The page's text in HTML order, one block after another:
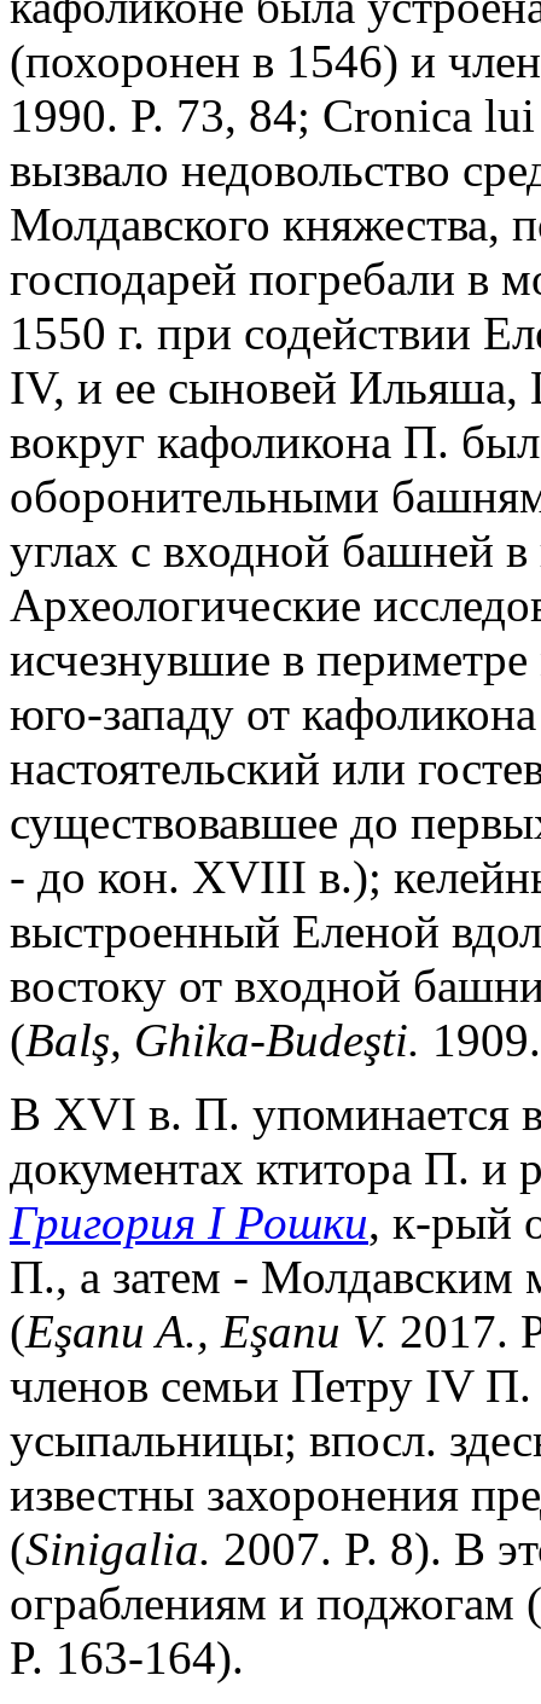
(похоронен в 1546) и
1990. P. 73, 84; Cronica
вызвало недовольство
Молдавского княжества,
господарей погребали в
1550 г. при содействии
IV, и ее сыновей
вокруг кафоликона П.
оборонительными
углах с входной башней в
Археологические
исчезнувшие в
юго-западу от
настоятельский или
существовавшее до
- до кон. XVIII в.);
выстроенный Еленой
востоку от входной
(Balş, Ghika-Budeşti.
В XVI в. П. упоминается
документах ктитора П. и
Григория I Рошки, к-рый
П., а затем - Молдавским
(Eşanu A., Eşanu V. 2017.
членов семьи Петру IV П.
усыпальницы; впосл.
известны захоронения
(Sinigalia. 2007. P. 8). В
ограблениям и поджогам (
P. 163-164).